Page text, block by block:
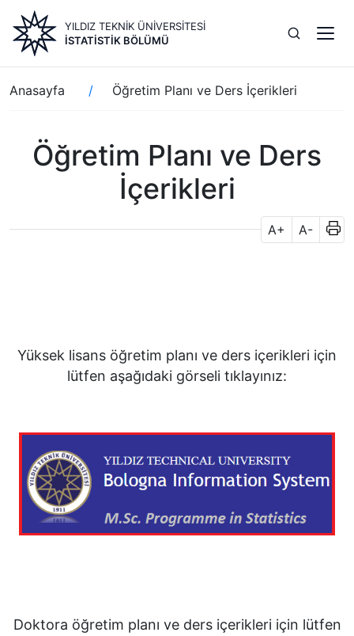
içeriğe
atla
YILDIZ TEKNİK ÜNİVERSİTESİ
İSTATISTIK BÖLÜMÜ
Sayfa
yolu
Anasayfa Öğretim Planı ve Ders İçerikleri
Öğretim Planı ve Ders
İçerikleri
A+ A-
Yüksek lisans öğretim planı ve ders içerikleri için
lütfen aşağıdaki görseli tıklayınız:
Doktora öğretim planı ve ders içerikleri için lütfen